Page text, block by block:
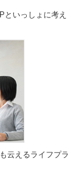
といっしょに考え
云えるライフプラ